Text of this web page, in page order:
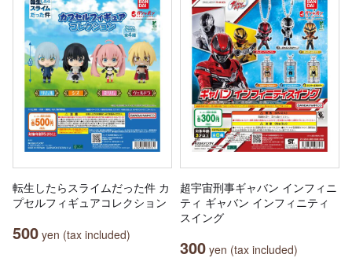
転生したらスライムだった件 カ
プセルフィギュアコレクション
500 yen (tax included)
超宇宙刑事ギャバン インフィニ
ティ ギャバン インフィニティ
スイング
300 yen (tax included)